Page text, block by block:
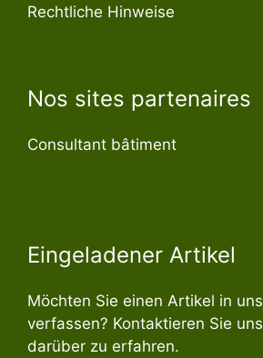
Rechtliche Hinweise
Nos sites partenaires
Consultant bâtiment
Eingeladener Artikel
Möchten Sie einen Artikel in
verfassen? Kontaktieren Sie
darüber zu erfahren.